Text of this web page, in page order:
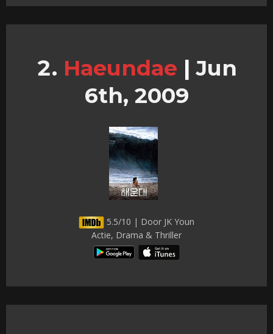
Haeundae | Jun
6th, 2009
5.5/10 | Door JK Youn
Actie, Drama & Thriller